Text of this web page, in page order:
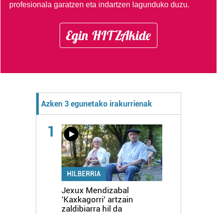
profesionala garatzen eta indartzen lagunduko duzu.
Egin HITZAkide
Azken 3 egunetako irakurrienak
1
HILBERRIA
Jexux Mendizabal
'Kaxkagorri' artzain
zaldibiarra hil da